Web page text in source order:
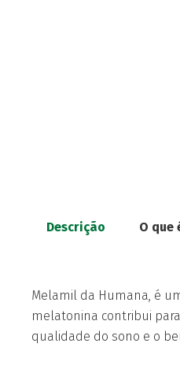
Descrição O que
Melamil da Humana, é
melatonina contribui
qualidade do sono e o